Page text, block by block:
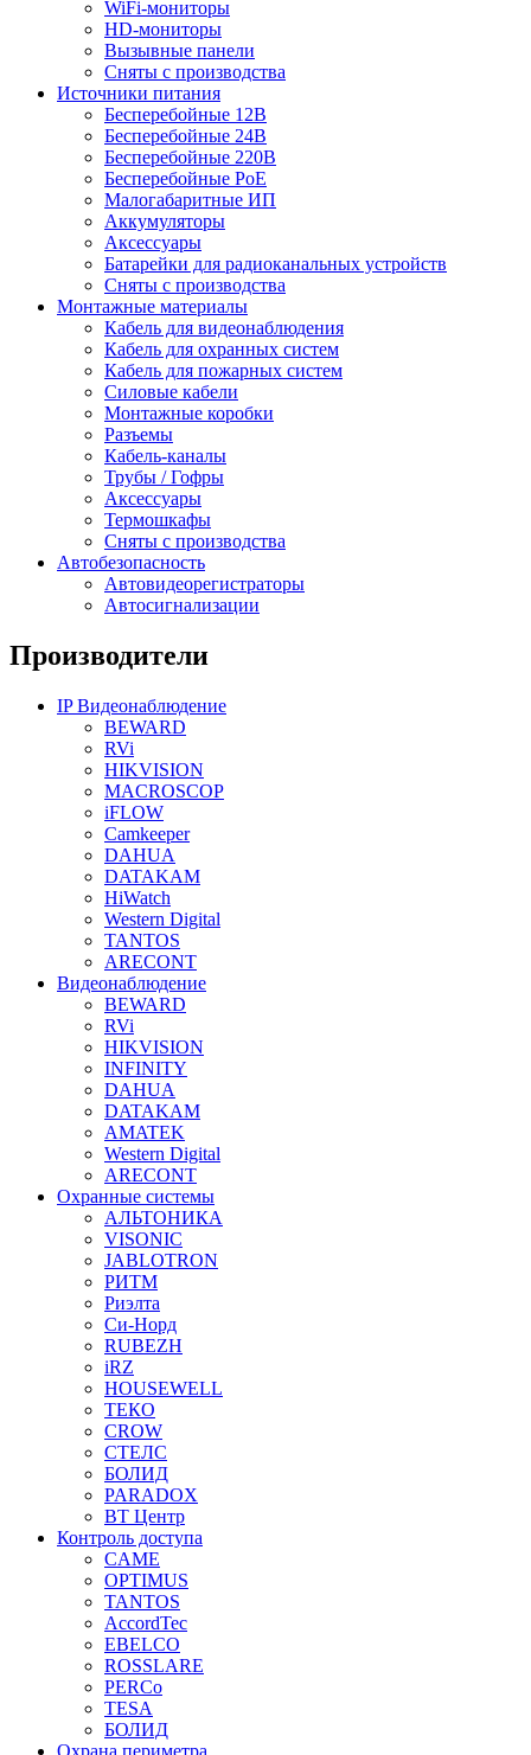
WiFi-мониторы
HD-мониторы
Вызывные панели
Сняты с производства
Источники питания
Бесперебойные 12В
Бесперебойные 24В
Бесперебойные 220В
Бесперебойные PoE
Малогабаритные ИП
Аккумуляторы
Аксессуары
Батарейки для радиоканальных устройств
Сняты с производства
Монтажные материалы
Кабель для видеонаблюдения
Кабель для охранных систем
Кабель для пожарных систем
Силовые кабели
Монтажные коробки
Разъемы
Кабель-каналы
Трубы / Гофры
Аксессуары
Термошкафы
Сняты с производства
Автобезопасность
Автовидеорегистраторы
Автосигнализации
Производители
IP Видеонаблюдение
BEWARD
RVi
HIKVISION
MACROSCOP
iFLOW
Camkeeper
DAHUA
DATAKAM
HiWatch
Western Digital
TANTOS
ARECONT
Видеонаблюдение
BEWARD
RVi
HIKVISION
INFINITY
DAHUA
DATAKAM
AMATEK
Western Digital
ARECONT
Охранные системы
АЛЬТОНИКА
VISONIC
JABLOTRON
РИТМ
Риэлта
Си-Норд
RUBEZH
iRZ
HOUSEWELL
ТЕКО
CROW
СТЕЛС
БОЛИД
PARADOX
ВТ Центр
Контроль доступа
CAME
OPTIMUS
TANTOS
AccordTec
EBELCO
ROSSLARE
PERCo
TESA
БОЛИД
Охрана периметра